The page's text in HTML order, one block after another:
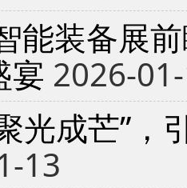
能装备展
宴 2026-
光成芒”，
13